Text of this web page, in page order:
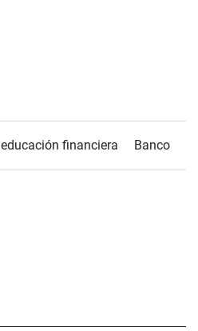
educación financiera Banco